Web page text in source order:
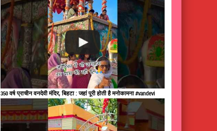
350 वर्ष प्राचीन वनदेवी मंदिर, बिहटा : जहां पूरी होती है मनोकामना #vandevi